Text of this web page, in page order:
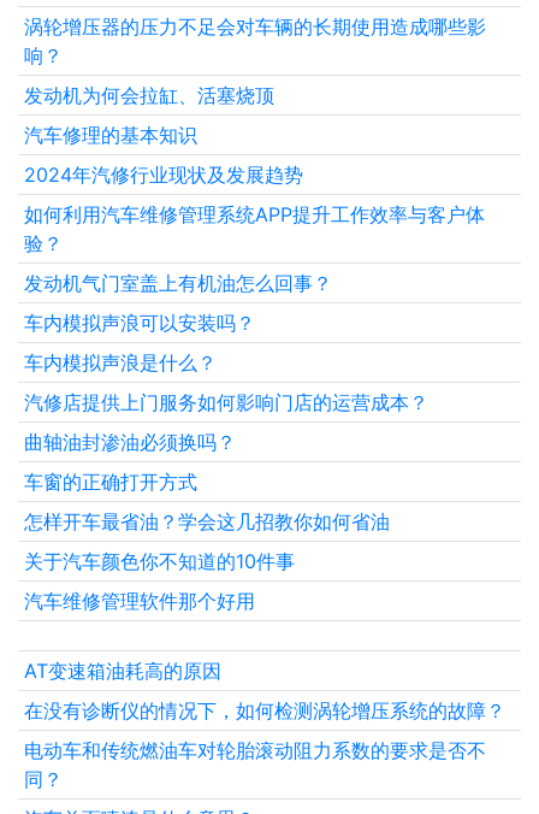
涡轮增压器的压力不足会对车辆的长期使用造成哪些影
响？
发动机为何会拉缸、活塞烧顶
汽车修理的基本知识
2024年汽修行业现状及发展趋势
如何利用汽车维修管理系统APP提升工作效率与客户体
验？
发动机气门室盖上有机油怎么回事？
车内模拟声浪可以安装吗？
车内模拟声浪是什么？
汽修店提供上门服务如何影响门店的运营成本？
曲轴油封渗油必须换吗？
车窗的正确打开方式
怎样开车最省油？学会这几招教你如何省油
关于汽车颜色你不知道的10件事
汽车维修管理软件那个好用
AT变速箱油耗高的原因
在没有诊断仪的情况下，如何检测涡轮增压系统的故障？
电动车和传统燃油车对轮胎滚动阻力系数的要求是否不
同？